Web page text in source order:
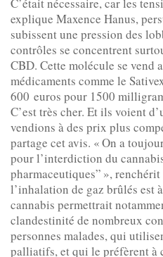
C’était nécessaire, car les
explique Maxence Hanus,
subissent une pression des
contrôles se concentrent
CBD. Cette molécule se vend
médicaments comme le
600 euros pour 1500
C’est très cher. Et ils voient
vendions à des prix plus
partage cet avis. « On a
pour l’interdiction du
pharmaceutiques” »,
l’inhalation de gaz brûlés est
cannabis permettrait
clandestinité de nombreux
personnes malades, qui
palliatifs, et qui le préfèrent à